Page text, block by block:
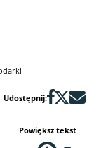
Udostępnij:
Powiększ tekst